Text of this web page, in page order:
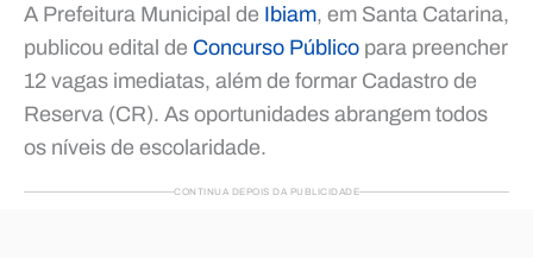
A Prefeitura Municipal de Ibiam, em Santa Catarina,
publicou edital de Concurso Público para preencher
12 vagas imediatas, além de formar Cadastro de
Reserva (CR). As oportunidades abrangem todos
os níveis de escolaridade.
CONTINUA DEPOIS DA PUBLICIDADE